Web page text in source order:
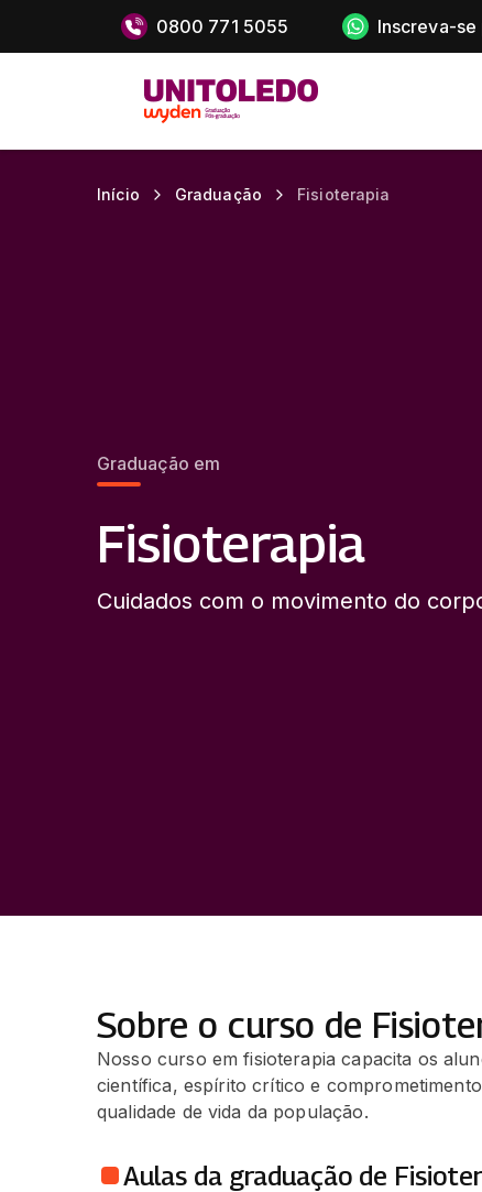
0800 771 5055 Inscreva-
Início Graduação Fisioterapia
Graduação em
Fisioterapia
Cuidados com o movimento do
Sobre o curso de
Nosso curso em fisioterapia capacita os
científica, espírito crítico e
qualidade de vida da população.
Aulas da graduação de